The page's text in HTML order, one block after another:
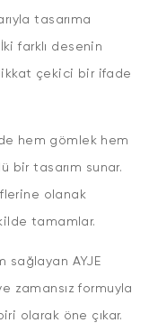
tasarıma
farklı desenin
çekici bir ifade
hem gömlek hem
bir tasarım sunar.
olanak
tamamlar.
sağlayan AYJE
zamansız formuyla
olarak öne çıkar.